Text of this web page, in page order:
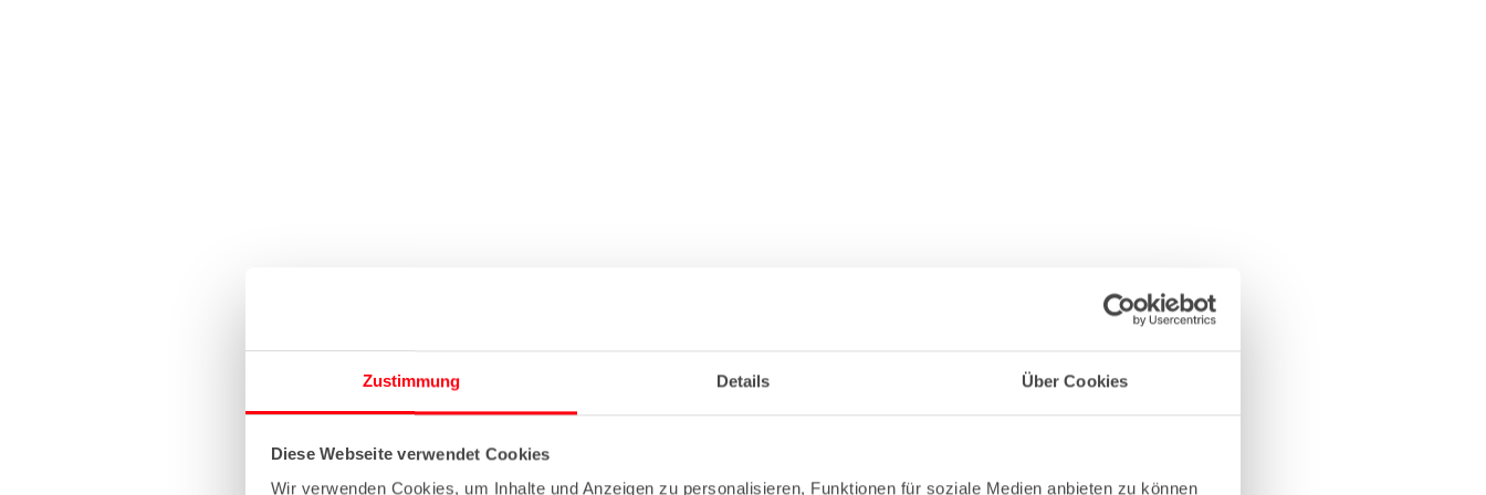
Zustimmung Details Über Cookies
Diese Webseite verwendet Cookies
Wir verwenden Cookies, um Inhalte und Anzeigen zu personalisieren, Funktionen für soziale Medien anbieten zu können